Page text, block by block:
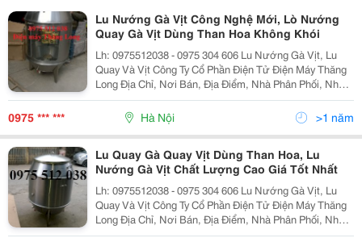
Lu Nướng Gà Vịt Công Nghệ Mới, Lò Nướng
Quay Gà Vịt Dùng Than Hoa Không Khói
Lh: 0975512038 - 0975 304 606 Lu Nướng Gà Vịt, Lu
Quay Và Vịt Công Ty Cổ Phần Điện Tử Điện Máy Thăng
Long Địa Chỉ, Nơi Bán, Địa Điểm, Nhà Phân Phối, Nhà
Cung Cấp, Bán Buôn, Bán Lẻ Lu Nướng Vịt Lò Quay Vịt,
Lò Nướng Vịt, Chum Quay Vịt, Chum Nướn
0975 *** *** Hà Nội >1 năm
Lu Quay Gà Quay Vịt Dùng Than Hoa, Lu
Nướng Gà Vịt Chất Lượng Cao Giá Tốt Nhất
Lh: 0975512038 - 0975 304 606 Lu Nướng Gà Vịt, Lu
Quay Và Vịt Công Ty Cổ Phần Điện Tử Điện Máy Thăng
Long Địa Chỉ, Nơi Bán, Địa Điểm, Nhà Phân Phối, Nhà
Cung Cấp, Bán Buôn, Bán Lẻ Lu Nướng Vịt Lò Quay Vịt,